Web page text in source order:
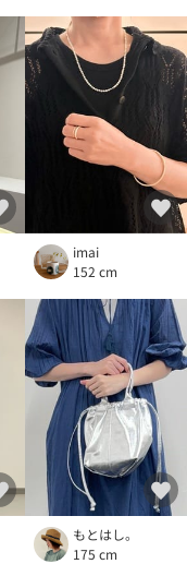
imai
152 cm
もとはし。
175 cm